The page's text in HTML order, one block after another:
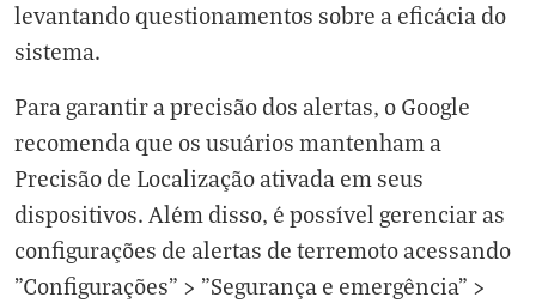
levantando questionamentos sobre a eficácia do
sistema.
Para garantir a precisão dos alertas, o Google
recomenda que os usuários mantenham a
Precisão de Localização ativada em seus
dispositivos. Além disso, é possível gerenciar as
configurações de alertas de terremoto acessando
"Configurações" > "Segurança e emergência" >